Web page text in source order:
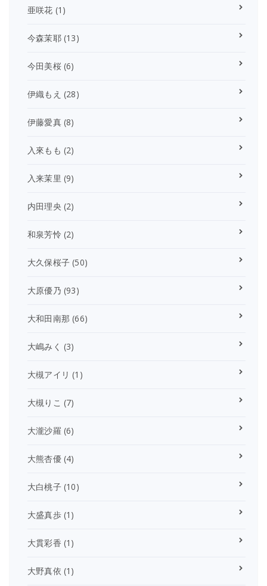
亜咲花 (1)
今森茉耶(13)
今田美桜(6)
伊織もえ (28)
伊藤愛真(8)
入來もも (2)
入来茉里 (9)
内田理央 (2)
和泉芳怜 (2)
大久保桜子 (50)
大原優乃 (93)
大和田南那 (66)
大嶋みく (3)
大槻アイリ (1)
大槻りこ (7)
大瀧沙羅 (6)
大熊杏優(4)
大白桃子(10)
大盛真歩(1)
大貫彩香 (1)
大野真依 (1)